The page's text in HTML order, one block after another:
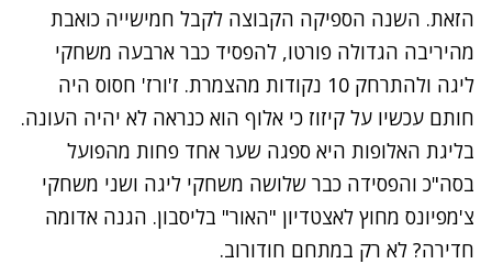
הזאת. השנה הספיקה הקבוצה לקבל חמישייה כואבת
מהיריבה הגדולה פורטו, להפסיד כבר ארבעה משחקי
ליגה ולהתרחק 10 נקודות מהצמרת. ז'ורז' חסוס היה
חותם עכשיו על קיזוז כי אלוף הוא כנראה לא יהיה העונה.
בליגת האלופות היא ספגה שער אחד פחות מהפועל
בסה"כ והפסידה כבר שלושה משחקי ליגה ושני משחקי
צ'מפיונס מחוץ לאצטדיון "האור" בליסבון. הגנה אדומה
חדירה? לא רק במתחם חודורוב.